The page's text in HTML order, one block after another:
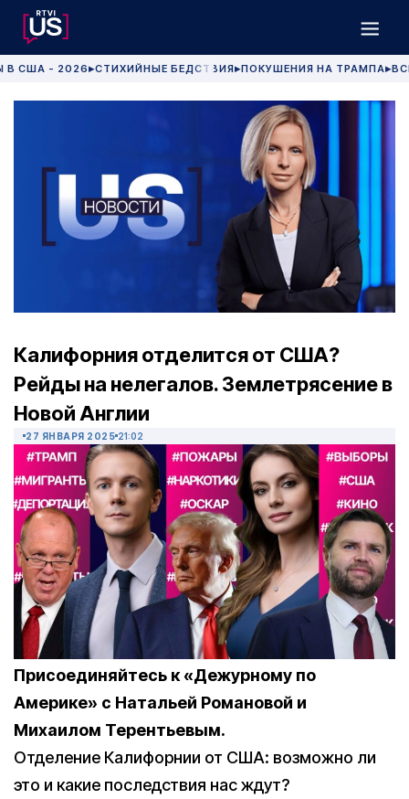
В США - 2026 ▶СТИХИЙНЫЕ БЕДСТВИЯ▶ПОКУШЕНИЯ НА ТРАМПА▶
Калифорния отделится от США?
Рейды на нелегалов. Землетрясение в
Новой Англии
27 ЯНВАРЯ 2025 21:02
Присоединяйтесь к «Дежурному по
Америке» с Натальей Романовой и
Михаилом Терентьевым.
Отделение Калифорнии от США: возможно ли
это и какие последствия нас ждут?